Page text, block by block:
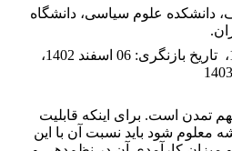
دانشکده علوم سیاسی، دانشگاه
، تاریخ بازنگری: 06 اسفند 1402
،
تمدن است. برای اینکه قابلیت
معلوم شود باید نسبت آن با این